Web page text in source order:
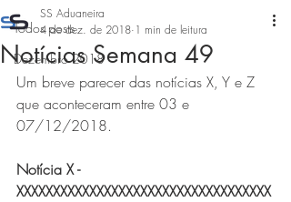
Todos posts
Dezembro 2018
Notícias Semana 49
SS Aduaneira
4 de dez. de 2018 1 min de leitura
Um breve parecer das notícias X, Y e Z
que aconteceram entre 03 e
07/12/2018.
Notícia X -
XXXXXXXXXXXXXXXXXXXXXXXXXXXXXXXXXXX